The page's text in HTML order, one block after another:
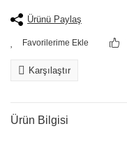
Ürünü Paylaş
Karşılaştır
Ürün Bilgisi